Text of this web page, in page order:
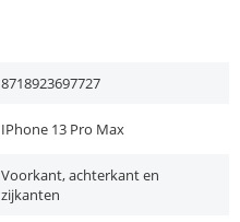
8718923697727
IPhone 13 Pro Max
Voorkant, achterkant en
zijkanten